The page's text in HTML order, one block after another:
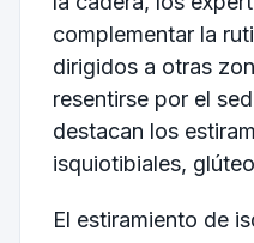
complementar la
dirigidos a otras
resentirse por el
destacan los
isquiotibiales,
El estiramiento de